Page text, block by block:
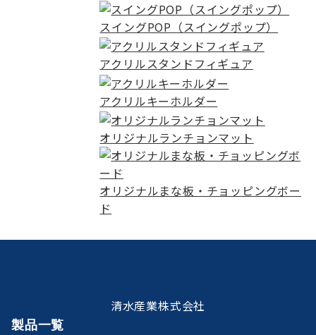
スイングPOP（スイングポップ）
アクリルスタンドフィギュア
アクリルキーホルダー
オリジナルランチョンマット
オリジナルまな板・チョッピングボー
ド
清水産業株式会社
製品一覧